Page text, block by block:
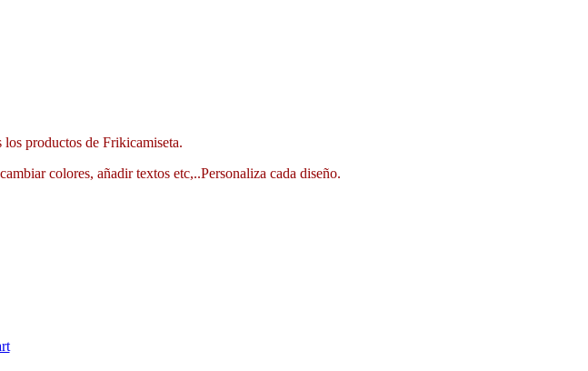
los productos de Frikicamiseta.
colores, añadir textos etc,..Personaliza cada diseño.